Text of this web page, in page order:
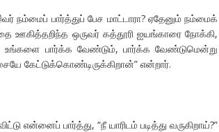
பார்த்துப் பேச மாட்டாரா? ஏதேனும் நம்மைக்
ஊகித்தறிந்த ஒருவர் கத்தூரி ஐயங்காரை நோக்கி,
உங்களை பார்க்க வேண்டும், பார்க்க வேண்டுமென்று
கேட்டுக்கொண்டிருக்கிறான்” என்றார்.
என்னைப் பார்த்து, “நீ யாரிடம் படித்து வருகிறாய்?”